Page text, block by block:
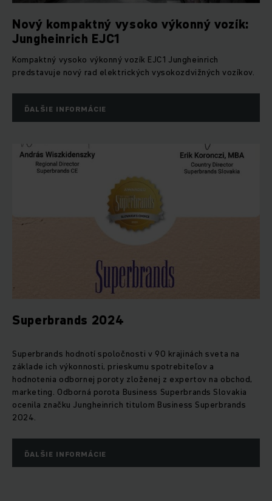
Nový kompaktný vysoko výkonný vozík:
Jungheinrich EJC1
Kompaktný vysoko výkonný vozík EJC1 Jungheinrich
predstavuje nový rad elektrických vysokozdvižných vozíkov.
ĎALŠIE INFORMÁCIE
Superbrands 2024
Superbrands hodnotí spoločnosti v 90 krajinách sveta na
základe ich výkonnosti, prieskumu spotrebiteľov a
hodnotenia odbornej poroty zloženej z expertov na obchod,
marketing. Odborná porota Business Superbrands Slovakia
ocenila značku Jungheinrich titulom Business Superbrands
2024.
ĎALŠIE INFORMÁCIE